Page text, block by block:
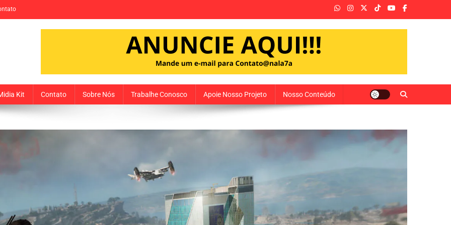
Kit Contato Sobre Nós Trabalhe Conosco Apoie Nosso Projeto Nosso Conteúdo